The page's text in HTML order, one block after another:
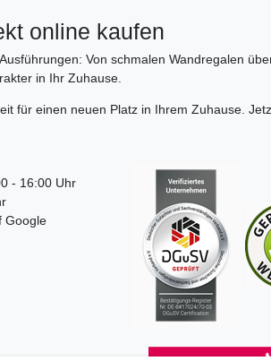
online kaufen
Von schmalen Wandregalen
in Ihr Zuhause.
für einen neuen Platz in Ihrem Zuhause.
- 16:00 Uhr
Google